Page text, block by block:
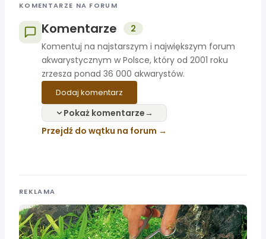
KOMENTARZE NA FORUM
Komentarze
2
Komentuj na najstarszym i największym forum
akwarystycznym w Polsce, który od 2001 roku
zrzesza ponad 36 000 akwarystów.
Dodaj komentarz
Pokaż komentarze
Przejdź do wątku na forum
REKLAMA